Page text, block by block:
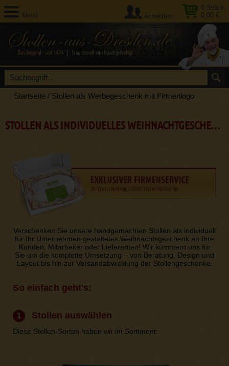
Menü
0 Stück
0,00 €
Anmelden
Startseite / Stollen als Werbegeschenk mit Firmenlogo
STOLLEN ALS INDIVIDUELLES WEIHNACHTGESCHENK FÜR FIRMEN
Verschenken Sie unsere handgemachten Stollen als individuell
für Ihr Unternehmen gestaltetes Weihnachtsgeschenk an Ihre
Kunden, Mitarbeiter oder Lieferanten! Wir kümmern uns für
Sie um die komplette Umsetzung – von Beratung, Design und
Layout bis hin zur Versandabwicklung der Stollengeschenke.
So einfach geht's:
1 Stollen auswählen
Diese Stollen-Sorten haben wir im Sortiment: